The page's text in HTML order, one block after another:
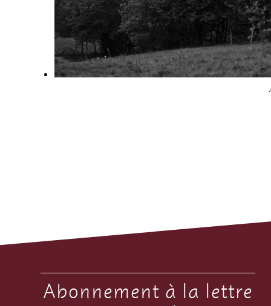
Abonnement à la lettre